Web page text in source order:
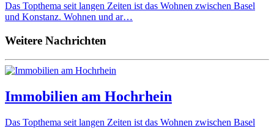
Das Topthema seit langen Zeiten ist das Wohnen zwischen Basel
und Konstanz. Wohnen und ar…
Weitere Nachrichten
Immobilien am Hochrhein
Das Topthema seit langen Zeiten ist das Wohnen zwischen Basel